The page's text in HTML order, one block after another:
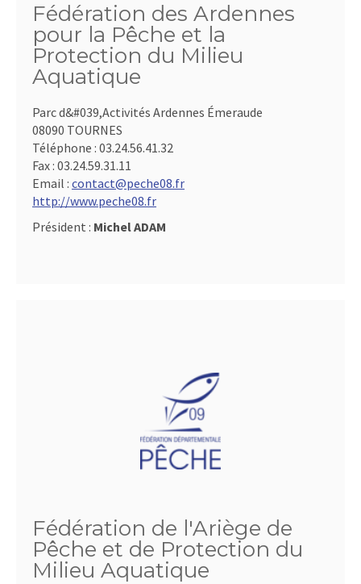
Fédération des Ardennes
pour la Pêche et la
Protection du Milieu
Aquatique
Parc d&#039,Activités Ardennes Émeraude
08090 TOURNES
Téléphone : 03.24.56.41.32
Fax : 03.24.59.31.11
Email : contact@peche08.fr
http://www.peche08.fr
Président : Michel ADAM
Fédération de l'Ariège de
Pêche et de Protection du
Milieu Aquatique